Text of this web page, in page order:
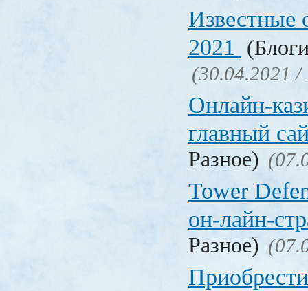
Известные
2021
(30.04.2021 /
Онлайн-
главный
Разное)
Tower
он-лайн-
Разное)